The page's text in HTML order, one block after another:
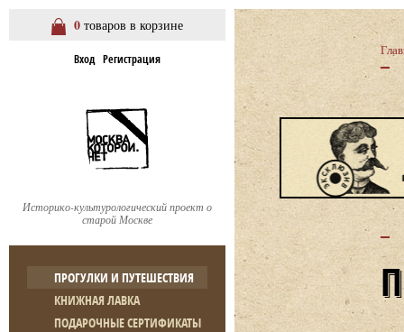
0 товаров в корзине
Вход Регистрация
Историко-культурологический проект о
старой Москве
ПРОГУЛКИ И ПУТЕШЕСТВИЯ
КНИЖНАЯ ЛАВКА
ПОДАРОЧНЫЕ СЕРТИФИКАТЫ